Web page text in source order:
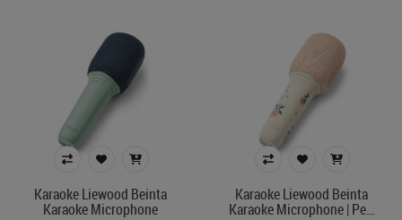
Karaoke Liewood Beinta
Karaoke Microphone
Karaoke Liewood Beinta
Karaoke Microphone | Pe…